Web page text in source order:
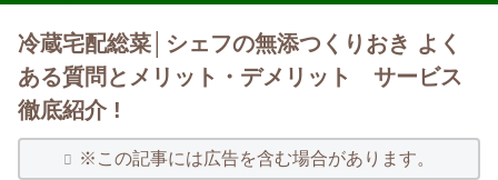
冷蔵宅配総菜│シェフの無添つくりおき よく
ある質問とメリット・デメリット サービス
徹底紹介 !
※この記事には広告を含む場合があります。